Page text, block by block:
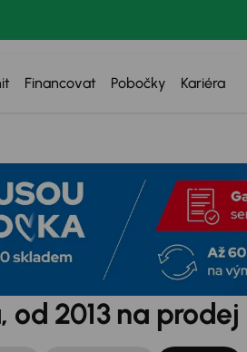
Financovat Pobočky Kariéra
od 2013 na prodej